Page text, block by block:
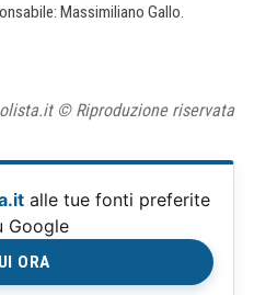
Massimiliano Gallo.
© Riproduzione riservata
alle tue fonti preferite
Google
ORA